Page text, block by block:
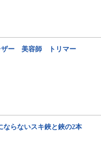
ザー 美容師 トリマー
ならないスキ鋏と鋏の2本